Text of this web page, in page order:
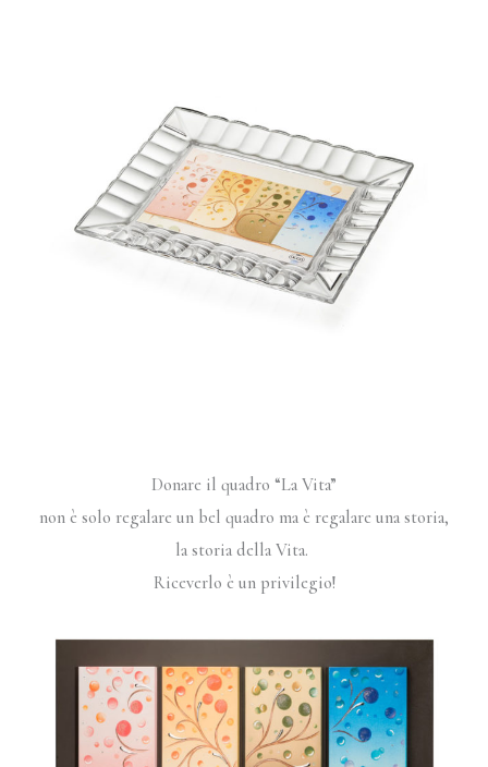
Donare il quadro “La Vita”
non è solo regalare un bel quadro ma è regalare una storia,
la storia della Vita.
Riceverlo è un privilegio!